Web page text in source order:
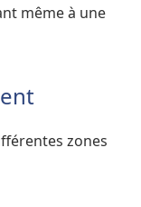
même à une
zones